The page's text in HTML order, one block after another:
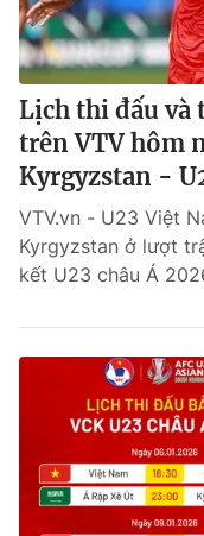
Lịch thi đấu và
trên VTV hôm
Kyrgyzstan -
VTV.vn - U23 Việt
Kyrgyzstan ở lượt
kết U23 châu Á